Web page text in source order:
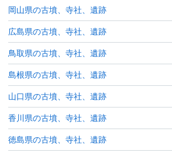
岡山県の古墳、寺社、遺跡
広島県の古墳、寺社、遺跡
鳥取県の古墳、寺社、遺跡
島根県の古墳、寺社、遺跡
山口県の古墳、寺社、遺跡
香川県の古墳、寺社、遺跡
徳島県の古墳、寺社、遺跡